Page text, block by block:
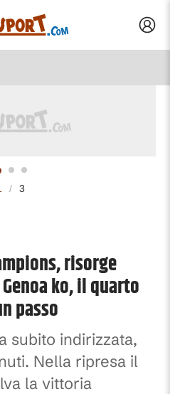
/ 3
risorge
ko, il quarto
passo
subito indirizzata,
Nella ripresa il
la vittoria